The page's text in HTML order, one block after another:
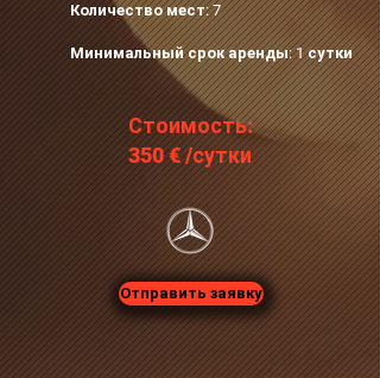
Количество мест: 7
Минимальный срок аренды: 1 сутки
​Стоимость:
350 €‎ /сутки
Отправить заявку